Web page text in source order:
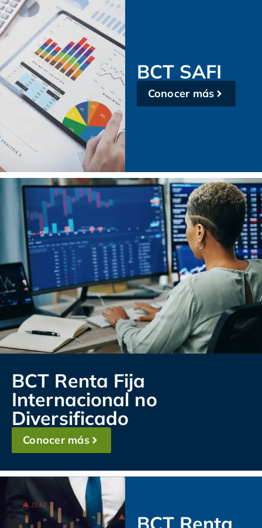
BCT SAFI
Conocer más
BCT Renta Fija
Internacional no
Diversificado
Conocer más